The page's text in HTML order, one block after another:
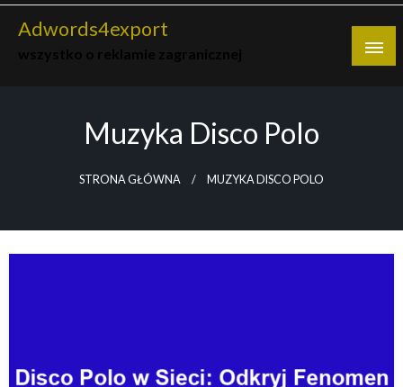
Skip
Adwords4export
Muzyka Disco Polo
STRONA GŁÓWNA MUZYKA DISCO POLO